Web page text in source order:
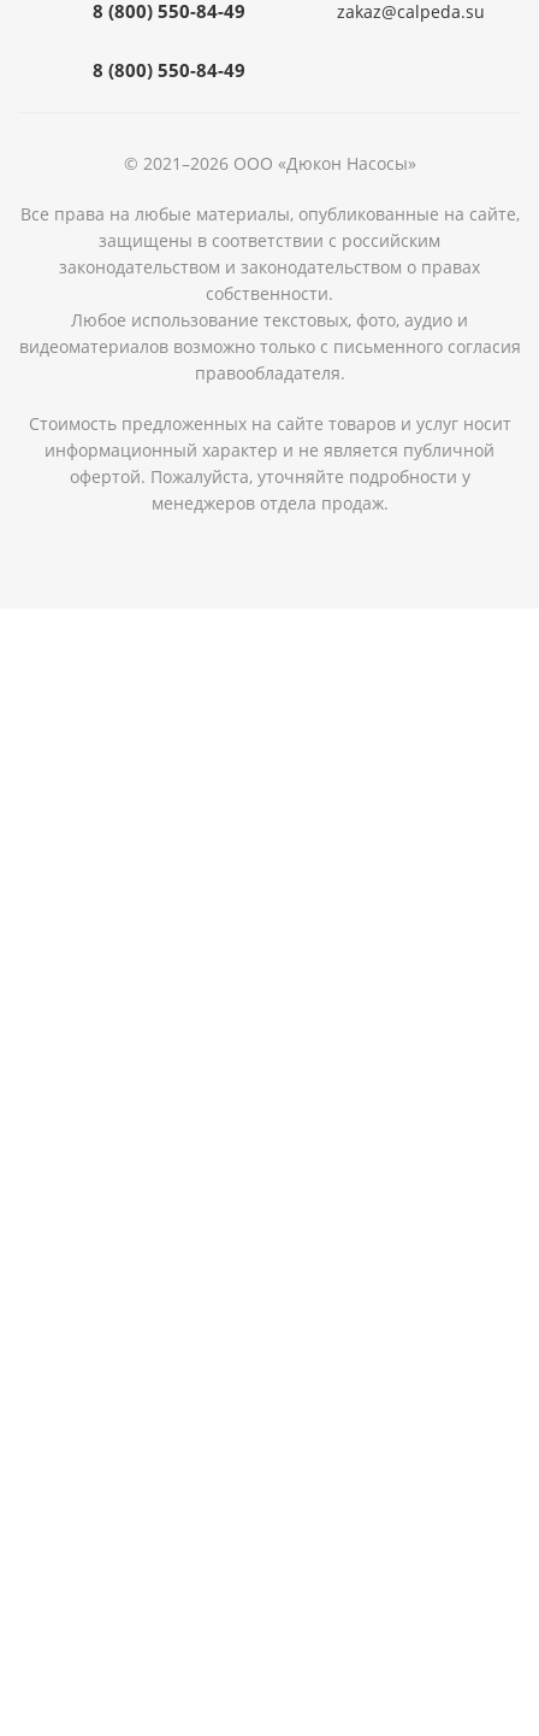
8 (800) 550-84-49
8 (800) 550-84-49
zakaz@calpeda.su
© 2021–2026 ООО «Дюкон Насосы»
Все права на любые материалы, опубликованные на сайте,
защищены в соответствии с российским
законодательством и законодательством о правах
собственности.
Любое использование текстовых, фото, аудио и
видеоматериалов возможно только с письменного согласия
правообладателя.
Стоимость предложенных на сайте товаров и услуг носит
информационный характер и не является публичной
офертой. Пожалуйста, уточняйте подробности у
менеджеров отдела продаж.